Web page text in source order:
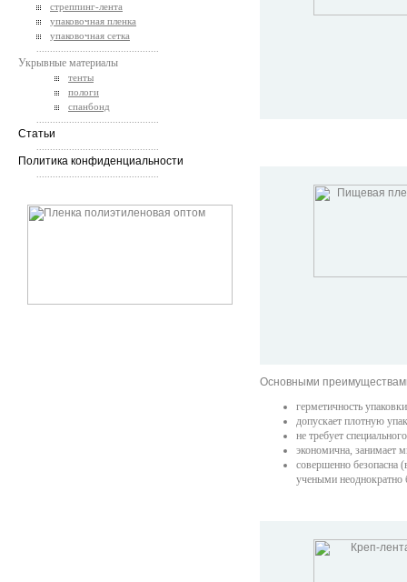
Основными
герметичность
допускает плотную
не требует
экономична, занимает
совершенно безопасна
учеными неоднократно
стреппинг-лента
упаковочная пленка
упаковочная сетка
Укрывные материалы
тенты
пологи
спанбонд
Статьи
Политика конфиденциальности